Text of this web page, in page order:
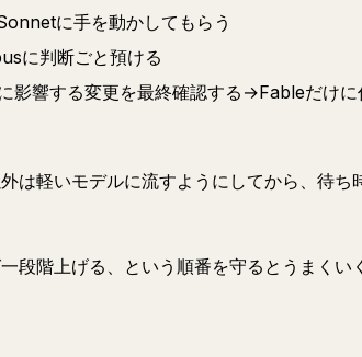
に手を動かしてもらう
に判断ごと預ける
影響する変更を最終確認する→Fableだけに
は軽いモデルに流すようにしてから、待ち
段階上げる、という順番を守るとうまくい